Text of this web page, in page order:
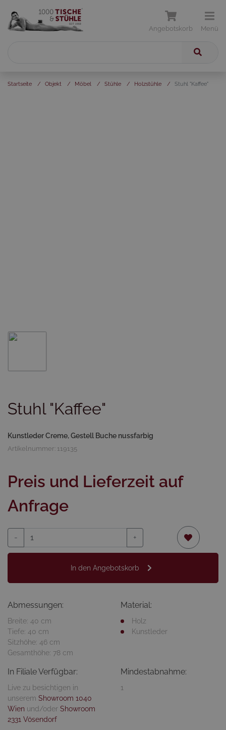
Angebotskorb Menü
Startseite / Objekt / Möbel / Stühle / Holzstühle / Stuhl "Kaffee"
Stuhl "Kaffee"
Kunstleder Creme, Gestell Buche nussfarbig
Artikelnummer: 119135
Preis und Lieferzeit auf
Anfrage
- +
In den Angebotskorb
Abmessungen:
Breite: 40 cm
Tiefe: 40 cm
Sitzhöhe: 46 cm
Gesamthöhe: 78 cm
Material:
Holz
Kunstleder
In Filiale Verfügbar:
Live zu besichtigen in
unserem Showroom 1040
Wien und/oder Showroom
2331 Vösendorf
Mindestabnahme:
1